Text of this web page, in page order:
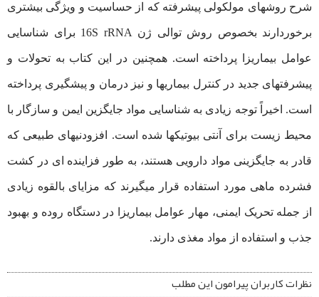
شرح روشهای مولکولی پیشرفته که از حساسیت و ویژگی بیشتری
برخوردارند بخصوص روش توالی ژن 16S rRNA برای شناسایی
عوامل بیماریزا پرداخته است. همچنین در این کتاب به تحولات و
پیشرفتهای جدید در کنترل بیماریها و نیز درمان و پیشگیری پرداخته
است. اخیراً توجه زیادی به شناسایی مواد جایگزین ایمن و سازگار با
محیط زیست برای آنتی ‌بیوتیکها شده است. افزودنیهای طبیعی که
قادر به جایگزینی مواد دارویی هستند، به طور فزاینده‌ ای در کشت
فشرده ماهی مورد استفاده قرار میگیرند که مزایای بالقوه زیادی
از جمله تحریک ایمنی، مهار عوامل بیماریزا در دستگاه روده و بهبود
جذب و استفاده از مواد مغذی دارند.
نظرات کاربران پیرامون این مطلب